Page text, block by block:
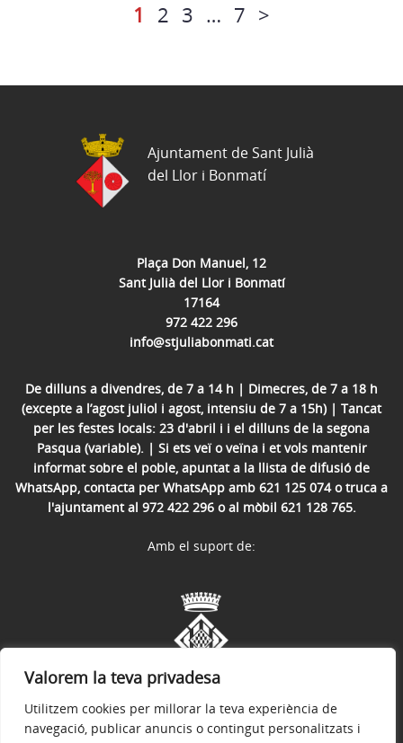
Valorem la teva privadesa
Utilitzem cookies per millorar la teva experiència de
navegació, publicar anuncis o contingut personalitzats i
1 2 3 … 7 >
Plaça Don Manuel, 12
Sant Julià del Llor i Bonmatí
17164
972 422 296
info@stjuliabonmati.cat
De dilluns a divendres, de 7 a 14 h | Dimecres, de 7 a 18 h
(excepte a l’agost juliol i agost, intensiu de 7 a 15h) | Tancat
per les festes locals: 23 d'abril i i el dilluns de la segona
Pasqua (variable). | Si ets veï o veïna i et vols mantenir
informat sobre el poble, apuntat a la llista de difusió de
WhatsApp, contacta per WhatsApp amb 621 125 074 o truca a
l'ajuntament al 972 422 296 o al mòbil 621 128 765.
Ajuntament de Sant Julià
del Llor i Bonmatí
Amb el suport de: